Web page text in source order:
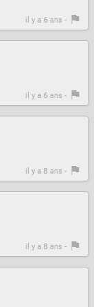
il y a 6 ans -
il y a 6 ans -
il y a 8 ans -
il y a 8 ans -